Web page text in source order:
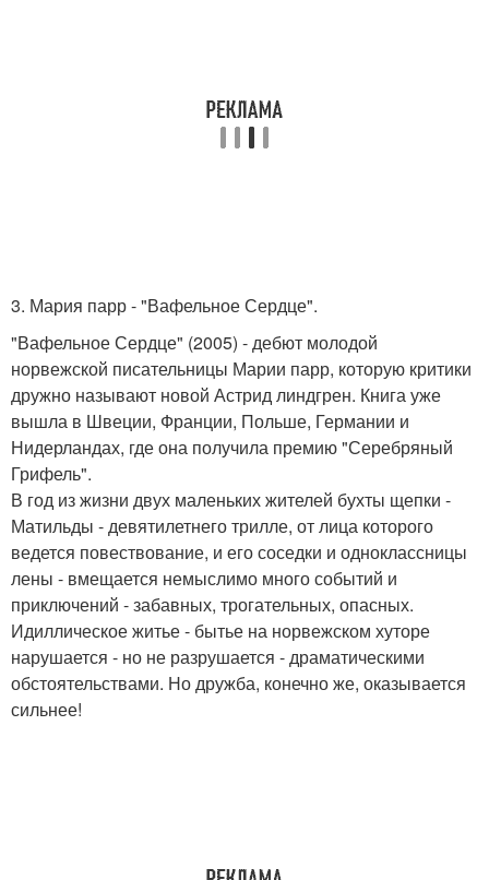
3. Мария парр - "Вафельное Сердце".
"Вафельное Сердце" (2005) - дебют молодой
норвежской писательницы Марии парр, которую критики
дружно называют новой Астрид линдгрен. Книга уже
вышла в Швеции, Франции, Польше, Германии и
Нидерландах, где она получила премию "Серебряный
Грифель".
В год из жизни двух маленьких жителей бухты щепки -
Матильды - девятилетнего трилле, от лица которого
ведется повествование, и его соседки и одноклассницы
лены - вмещается немыслимо много событий и
приключений - забавных, трогательных, опасных.
Идиллическое житье - бытье на норвежском хуторе
нарушается - но не разрушается - драматическими
обстоятельствами. Но дружба, конечно же, оказывается
сильнее!